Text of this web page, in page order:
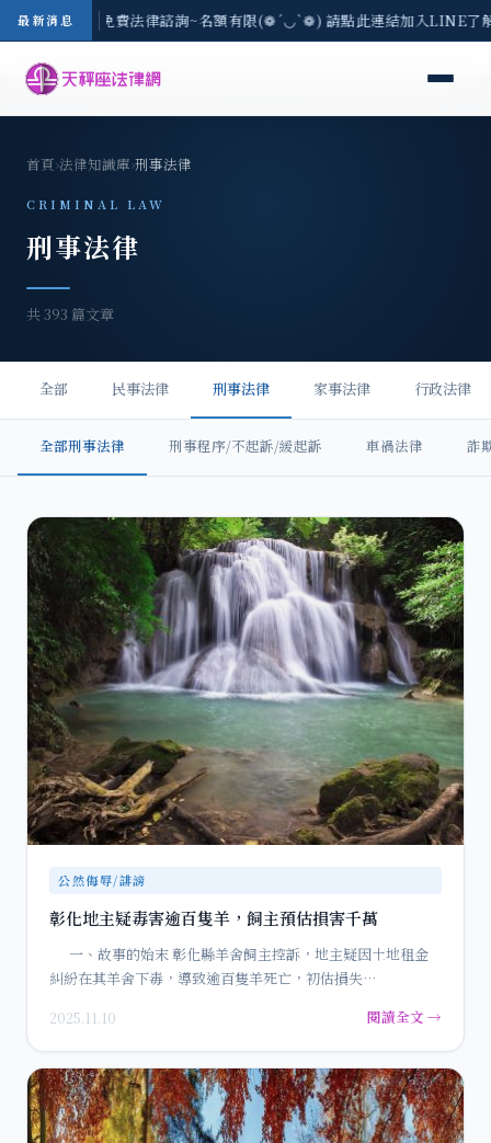
最新消息
一) 現場免費法律諮詢~名額有限(❁´◡`❁) 請點此連結加入LINE了解
首頁›法律知識庫›刑事法律
CRIMINAL LAW
刑事法律
共 393 篇文章
全部 民事法律 刑事法律 家事法律 行政法律
全部刑事法律 刑事程序/不起訴/緩起訴 車禍法律 詐
公然侮辱/誹謗
彰化地主疑毒害逾百隻羊，飼主預估損害千萬
糾紛在其羊舍下毒，導致逾百隻羊死亡，初估損失…
2025.11.10 閱讀全文 →